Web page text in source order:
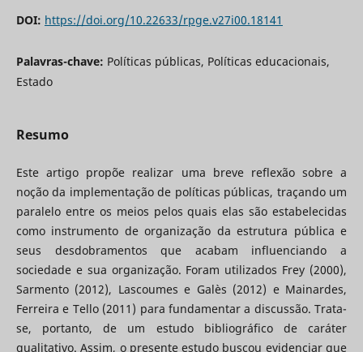
DOI: https://doi.org/10.22633/rpge.v27i00.18141
Palavras-chave: Políticas públicas, Políticas educacionais,
Estado
Resumo
Este artigo propõe realizar uma breve reflexão sobre a
noção da implementação de políticas públicas, traçando um
paralelo entre os meios pelos quais elas são estabelecidas
como instrumento de organização da estrutura pública e
seus desdobramentos que acabam influenciando a
sociedade e sua organização. Foram utilizados Frey (2000),
Sarmento (2012), Lascoumes e Galès (2012) e Mainardes,
Ferreira e Tello (2011) para fundamentar a discussão. Trata-
se, portanto, de um estudo bibliográfico de caráter
qualitativo. Assim, o presente estudo buscou evidenciar que